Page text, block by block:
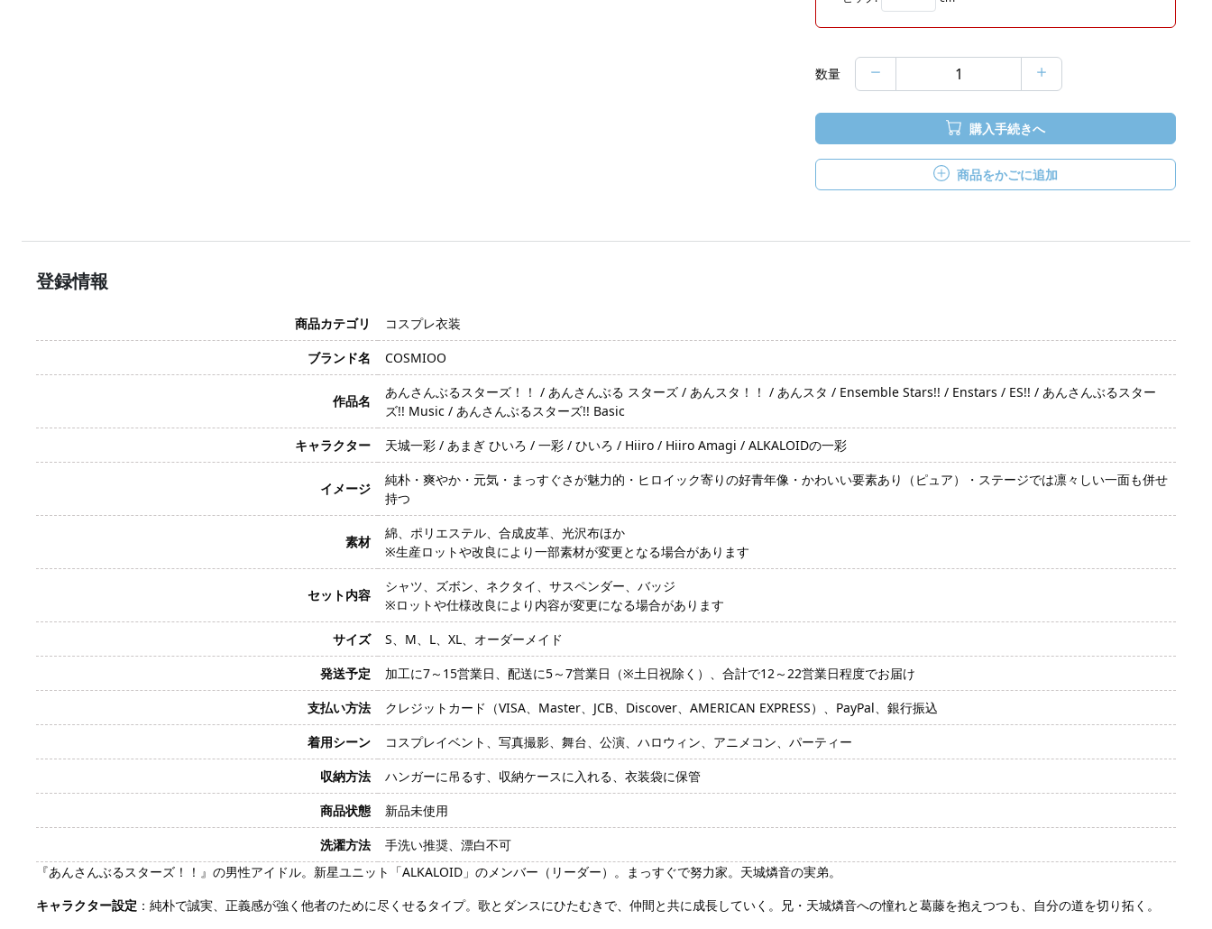
数量
購入手続きへ
商品をかごに追加
登録情報
商品カテゴリ
コスプレ衣装
ブランド名
COSMIOO
作品名
あんさんぶるスターズ！！ / あんさんぶる スターズ / あんスタ！！ / あんスタ / Ensemble Stars!! / Enstars / ES!! / あんさんぶるスター
ズ!! Music / あんさんぶるスターズ!! Basic
キャラクター
天城一彩 / あまぎ ひいろ / 一彩 / ひいろ / Hiiro / Hiiro Amagi / ALKALOIDの一彩
イメージ
純朴・爽やか・元気・まっすぐさが魅力的・ヒロイック寄りの好青年像・かわいい要素あり（ピュア）・ステージでは凛々しい一面も併せ
持つ
素材
綿、ポリエステル、合成皮革、光沢布ほか
※生産ロットや改良により一部素材が変更となる場合があります
セット内容
シャツ、ズボン、ネクタイ、サスペンダー、バッジ
※ロットや仕様改良により内容が変更になる場合があります
サイズ
S、M、L、XL、オーダーメイド
発送予定
加工に7～15営業日、配送に5～7営業日（※土日祝除く）、合計で12～22営業日程度でお届け
支払い方法
クレジットカード（VISA、Master、JCB、Discover、AMERICAN EXPRESS）、PayPal、銀行振込
着用シーン
コスプレイベント、写真撮影、舞台、公演、ハロウィン、アニメコン、パーティー
収納方法
ハンガーに吊るす、収納ケースに入れる、衣装袋に保管
商品状態
新品未使用
洗濯方法
手洗い推奨、漂白不可
『あんさんぶるスターズ！！』の男性アイドル。新星ユニット「ALKALOID」のメンバー（リーダー）。まっすぐで努力家。天城燐音の実弟。
キャラクター設定 ：純朴で誠実、正義感が強く他者のために尽くせるタイプ。歌とダンスにひたむきで、仲間と共に成長していく。兄・天城燐音への憧れと葛藤を抱えつつも、自分の道を切り拓く。